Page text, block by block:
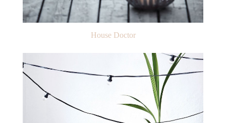
House Doctor